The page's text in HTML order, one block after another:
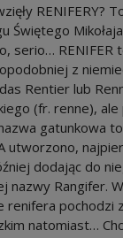
RENIFERY?
Świętego
serio… RENIFER
z
Rentier lub
(fr. renne), ale
gatunkowa
utworzono,
dodając do
nazwy Rangifer.
renifera pochodzi
natomiast…